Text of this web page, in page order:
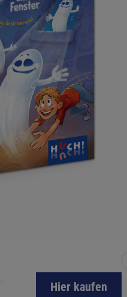
Hier kaufen